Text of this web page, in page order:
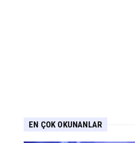
EN ÇOK OKUNANLAR